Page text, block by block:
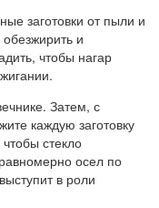
заготовки от пыли и
и
чтобы нагар
Затем, с
каждую заготовку
стекло
осел по
в роли